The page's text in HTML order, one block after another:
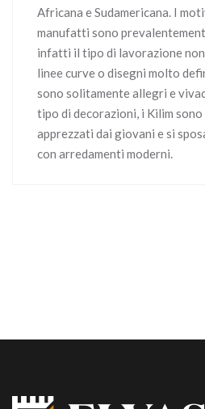
Africana e Sudamericana. I
manufatti sono
infatti il tipo di lavorazione
linee curve o disegni molto
sono solitamente allegri e
tipo di decorazioni, i Kilim
apprezzati dai giovani e si
con arredamenti moderni.